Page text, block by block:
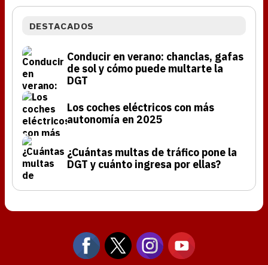
DESTACADOS
Conducir en verano: chanclas, gafas
de sol y cómo puede multarte la
DGT
Los coches eléctricos con más
autonomía en 2025
¿Cuántas multas de tráfico pone la
DGT y cuánto ingresa por ellas?